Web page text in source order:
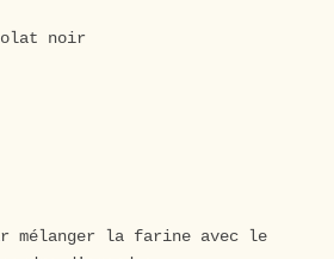
noir
mélanger la farine avec le